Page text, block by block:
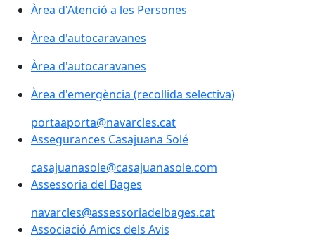
Àrea d'Atenció a les Persones
Àrea d'Atenció a les Persones
Àrea d'autocaravanes
Àrea d'autocaravanes
Àrea d'autocaravanes
Àrea d'emergència (recollida selectiva)
Àrea d'emergència (recollida selectiva)
portaaporta@navarcles.cat
Assegurances Casajuana Solé
Assegurances Casajuana Solé
casajuanasole@casajuanasole.com
Assessoria del Bages
Assessoria del Bages
navarcles@assessoriadelbages.cat
Associació Amics dels Avis